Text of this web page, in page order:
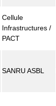
Cellule
Infrastructures /
PACT
SANRU ASBL